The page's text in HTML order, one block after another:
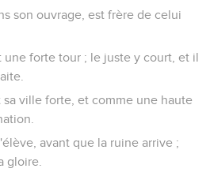
son ouvrage, est frère de celui
une forte tour ; le juste y court, et il
sa ville forte, et comme une haute
avant que la ruine arrive ;
gloire.